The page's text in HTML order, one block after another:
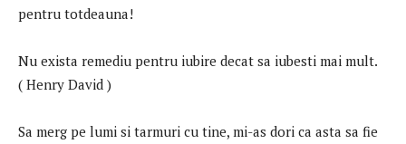
pentru totdeauna!
Nu exista remediu pentru iubire decat sa iubesti mai mult.
( Henry David )
Sa merg pe lumi si tarmuri cu tine, mi-as dori ca asta sa fie